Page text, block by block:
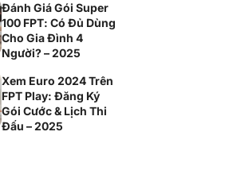
Đánh Giá Gói Super
100 FPT: Có Đủ Dùng
Cho Gia Đình 4
Người? – 2025
Xem Euro 2024 Trên
FPT Play: Đăng Ký
Gói Cước & Lịch Thi
Đấu – 2025